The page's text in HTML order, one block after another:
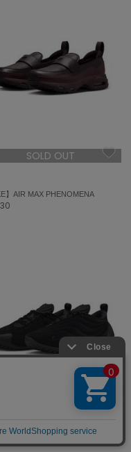
SOLD OUT
】AIR MAX PHENOMENA